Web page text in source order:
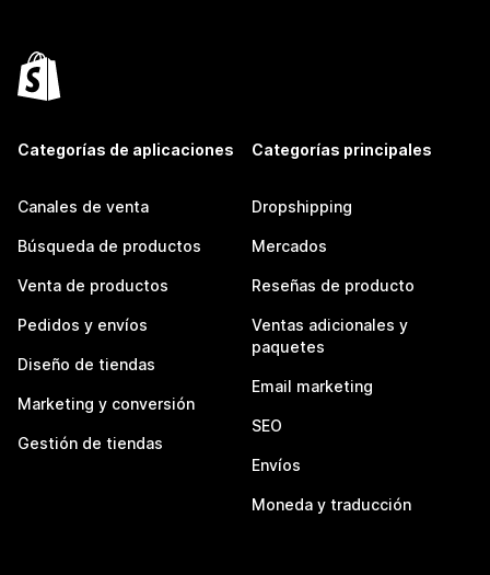
Categorías de aplicaciones
Canales de venta
Búsqueda de productos
Venta de productos
Pedidos y envíos
Diseño de tiendas
Marketing y conversión
Gestión de tiendas
Categorías principales
Dropshipping
Mercados
Reseñas de producto
Ventas adicionales y
paquetes
Email marketing
SEO
Envíos
Moneda y traducción